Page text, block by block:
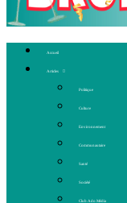
Accueil
Articles
Politique
Culture
Environnement
Communautaire
Santé
Société
Club Ado Média